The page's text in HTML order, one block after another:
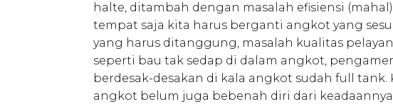
halte, ditambah dengan masalah efisiensi
tempat saja kita harus berganti angkot yang
yang harus ditanggung, masalah kualitas
seperti bau tak sedap di dalam angkot,
berdesak-desakan di kala angkot sudah full
angkot belum juga bebenah diri dari